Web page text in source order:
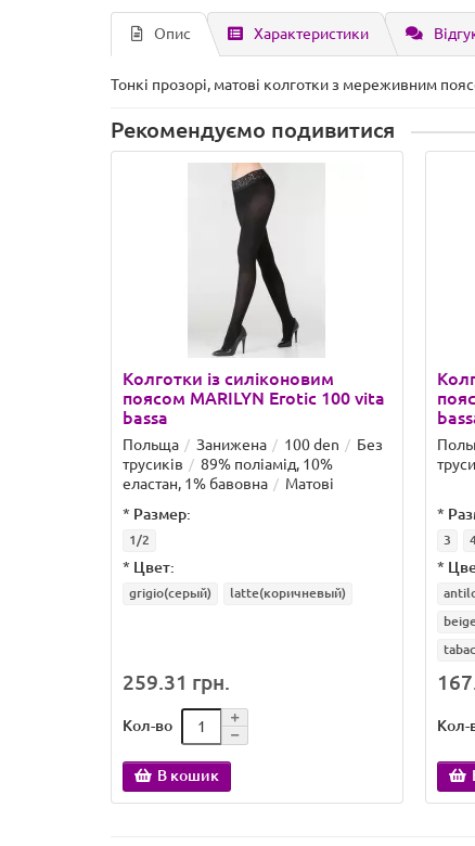
Опис Характеристики
Тонкі прозорі, матові колготки з мереживним
Рекомендуємо подивитися
Колготки із силіконовим
поясом MARILYN Erotic 100 vita
bassa
Польща Занижена 100 den
Без
трусиків
89% поліамід, 10%
еластан, 1% бавовна
Матові
* Размер:
1/2
* Цвет:
grigio(серый) latte(коричневый)
259.31 грн.
Кол-во
В кошик
*
3
*
Кол-